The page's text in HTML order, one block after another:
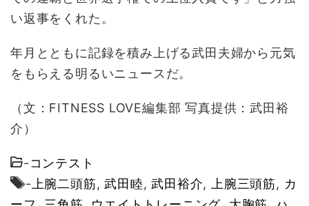
い返事をくれた。
年月とともに記録を積み上げる武田夫婦から元気
をもらえる明るいニュースだ。
（文：FITNESS LOVE編集部 写真提供：武田裕
介）
-コンテスト
- 上腕二頭筋,武田睦,武田裕介, 上腕三頭筋, カ